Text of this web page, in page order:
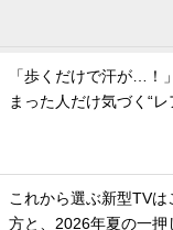
「歩くだけで汗が…！
まった人だけ気づく“レ
これから選ぶ新型TV
方と、2026年夏の一押